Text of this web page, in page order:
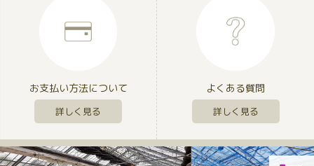
お支払い方法について
詳しく見る
よくある質問
詳しく見る